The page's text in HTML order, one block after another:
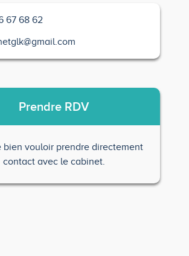
67 68 62
Prendre RDV
bien vouloir prendre directement
contact avec le cabinet.